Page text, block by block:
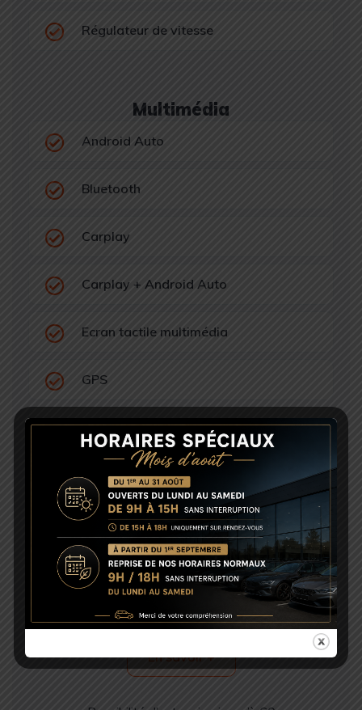
Régulateur de vitesse
Multimédia
Android Auto
Bluetooth
Carplay
Carplay + Android Auto
Ecran tactile multimédia
GPS
Port USB
Radio DAB
Tableau de bord 100% numérique
Nos garanties
En savoir +